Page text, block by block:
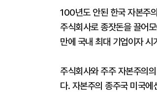
100년도 안된 한국 자본주
주식회사로 종잣돈을 끌어
만에 국내 최대 기업이자
주식회사와 주주 자본주의
다. 자본주의 종주국 미국